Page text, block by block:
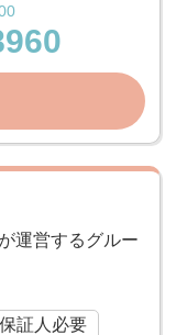
運営するグルー
保証人必要